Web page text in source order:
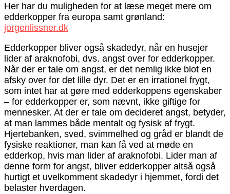
Her har du muligheden for at læse meget mere om
edderkopper fra europa samt grønland:
jorgenlissner.dk
Edderkopper bliver også skadedyr, når en husejer
lider af araknofobi, dvs. angst over for edderkopper.
Når der er tale om angst, er det nemlig ikke blot en
afsky over for det lille dyr. Det er en irrationel frygt,
som intet har at gøre med edderkoppens egenskaber
– for edderkopper er, som nævnt, ikke giftige for
mennesker. At der er tale om decideret angst, betyder,
at man lammes både mentalt og fysisk af frygt.
Hjertebanken, sved, svimmelhed og gråd er blandt de
fysiske reaktioner, man kan få ved at møde en
edderkop, hvis man lider af araknofobi. Lider man af
denne form for angst, bliver edderkopper altså også
hurtigt et uvelkomment skadedyr i hjemmet, fordi det
belaster hverdagen.